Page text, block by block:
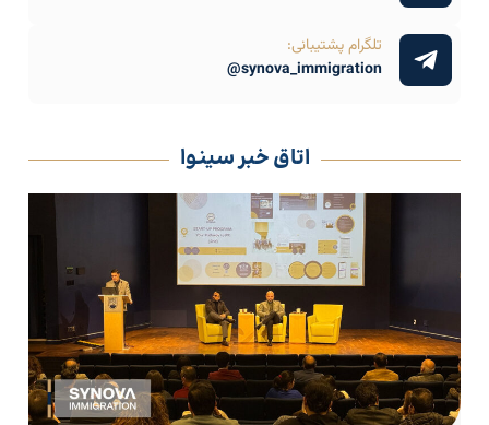
تلگرام پشتیبانی:
synova_immigration@
اتاق خبر سینوا